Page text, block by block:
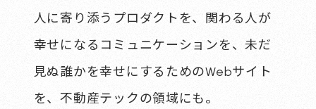
人に寄り添うプロダクトを、
関わる人が
幸せになるコミュニケーションを、未だ
見ぬ誰かを幸せにするためのWebサイト
を、不動産テックの領域にも。